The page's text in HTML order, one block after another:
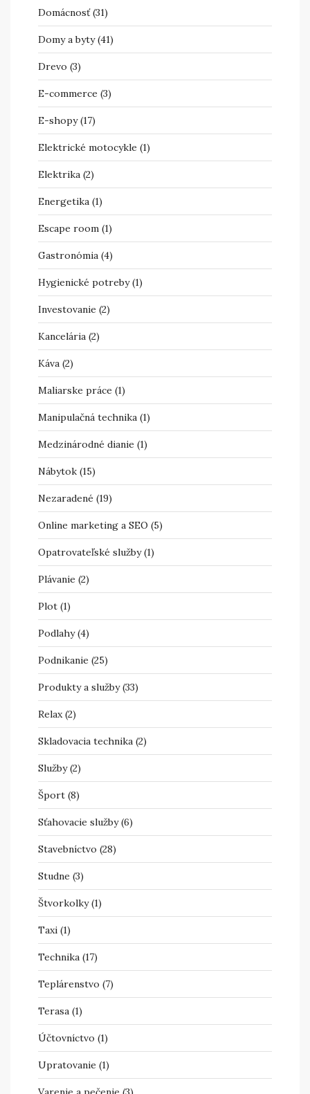
Domácnosť(31)
Domy a byty(41)
Drevo (3)
E-commerce (3)
E-shopy(17)
Elektrické motocykle (1)
Elektrika (2)
Energetika (1)
Escape room (1)
Gastronómia (4)
Hygienické potreby(1)
Investovanie (2)
Kancelária (2)
Káva (2)
Maliarske práce (1)
Manipulačná technika (1)
Medzinárodné dianie (1)
Nábytok (15)
Nezaradené (19)
Online marketing a SEO (5)
Opatrovateľské služby(1)
Plávanie (2)
Plot (1)
Podlahy(4)
Podnikanie (25)
Produkty a služby(33)
Relax(2)
Skladovacia technika (2)
Služby(2)
Šport (8)
Sťahovacie služby(6)
Stavebníctvo (28)
Studne (3)
Štvorkolky(1)
Taxi (1)
Technika (17)
Teplárenstvo (7)
Terasa (1)
Účtovníctvo (1)
Upratovanie (1)